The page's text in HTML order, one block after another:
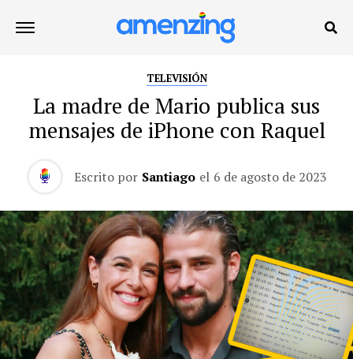
TELEVISIÓN
La madre de Mario publica sus
mensajes de iPhone con Raquel
Escrito por Santiago el 6 de agosto de 2023